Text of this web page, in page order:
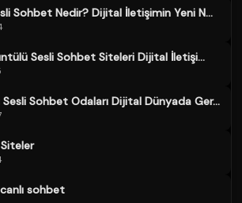
Sohbet Nedir? Dijital İletişimin Yeni N...
Sesli Sohbet Siteleri Dijital İletişi...
Canlı Sesli Sohbet Odaları Dijital Dünyada Ger...
sohbet